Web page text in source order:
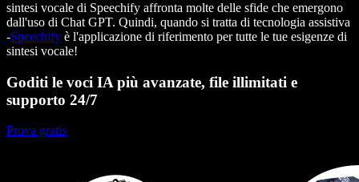
sintesi vocale di Speechify affronta molte delle sfide che emergono
dall'uso di Chat GPT. Quindi, quando si tratta di tecnologia assistiva
-Speechify è l'applicazione di riferimento per tutte le tue esigenze di
sintesi vocale!
Goditi le voci IA più avanzate, file illimitati e
supporto 24/7
Prova gratis